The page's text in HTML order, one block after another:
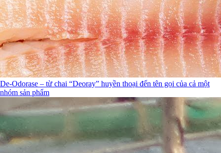
De-Odorase – từ chai “Deoray” huyền thoại đến tên gọi của cả một
nhóm sản phẩm